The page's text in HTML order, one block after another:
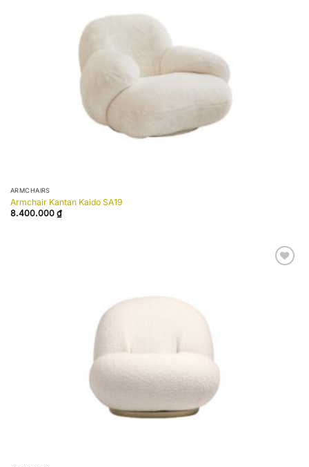
ARMCHAIRS
Armchair Kantan Kaido SA19
8.400.000 ₫